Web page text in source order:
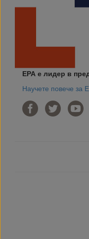
ЕРА е лидер в
Научете повече за